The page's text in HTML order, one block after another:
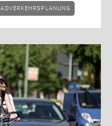
RADVERKEHRSPLANUNG